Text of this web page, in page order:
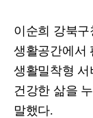
이순희 강북
생활공간에서
생활밀착형 서
건강한 삶을
말했다.